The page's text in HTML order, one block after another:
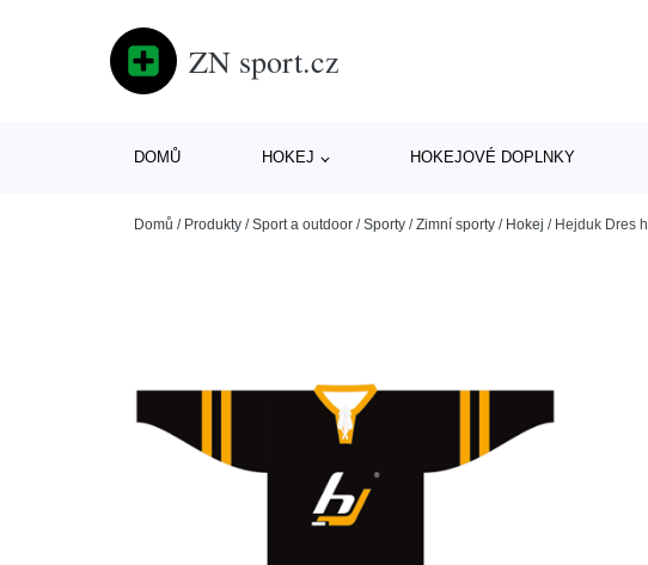
ZN sport.cz
DOMŮ HOKEJ HOKEJOVÉ DOPLNKY
Domů / Produkty /Sport a outdoor /Sporty /Zimní sporty / Hokej / Hejduk Dres